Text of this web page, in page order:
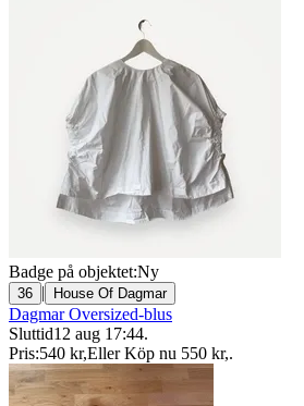
Badge på objektet:Ny
36 | House Of Dagmar
Dagmar Oversized-blus
Sluttid12 aug 17:44.
Pris:540 kr,Eller Köp nu 550 kr,.